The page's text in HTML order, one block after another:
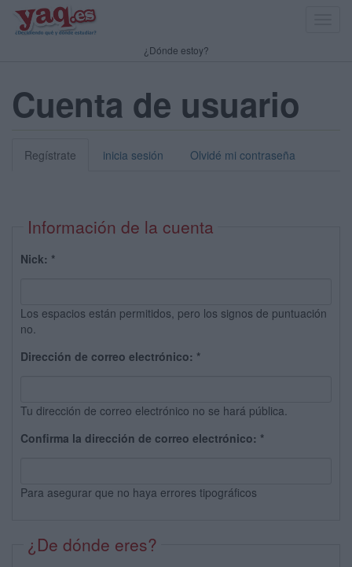
¿Dónde estoy?
Cuenta de usuario
Regístrate inicia sesión Olvidé mi contraseña
Información de la cuenta
Nick: *
Los espacios están permitidos, pero los signos de puntuación
no.
Dirección de correo electrónico: *
Tu dirección de correo electrónico no se hará pública.
Confirma la dirección de correo electrónico: *
Para asegurar que no haya errores tipográficos
¿De dónde eres?